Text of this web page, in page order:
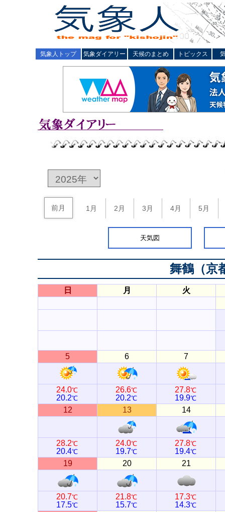
気象人トップ 気象ダイアリー 天候のまとめ トピックス
前月 1月 2月 3月 4月 5月
天気図
舞鶴（京
日 月 火
5 6 7
24.0℃
20.2℃
26.6℃
20.2℃
27.8℃
19.9℃
12 13 14
28.2℃
20.4℃
24.0℃
19.7℃
27.8℃
19.4℃
19 20 21
20.7℃
17.5℃
21.8℃
15.7℃
17.3℃
14.3℃